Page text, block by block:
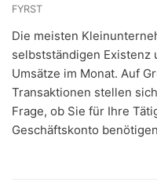
FYRST
Die meisten
selbstständigen
Umsätze im Monat. Auf
Transaktionen stellen
Frage, ob Sie für Ihre
Geschäftskonto